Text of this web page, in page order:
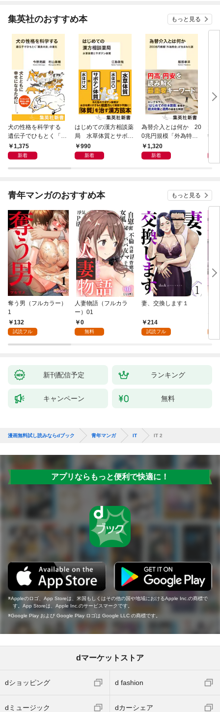
集英社のおすすめ本 もっと見る
犬の性格を科学する
遺伝子でひもとく「最
良の友」の進化
1,375
新着
はじめての漢方相談薬
局 水草体質とサボテ
ン体質
990
新着
為替介入とは何か 20
0兆円規模「外為特
会」が生まれた謎
1,320
新着
学
青年マンガのおすすめ本 もっと見る
奪う男（フルカラー）
1
132
試読フル
人妻物語（フルカラ
ー）01
0
無料
妻、交換します１
214
試読フル
な
新刊配信予定 ランキング
キャンペーン 無料
漫画無料試し読みならdブック 青年マンガ IT IT 2
アプリならもっと便利で快適に！
Appleのロゴ、App Storeは、米国もしくはその他の国や地域におけるApple Inc.の商標で
す。App Storeは、Apple Inc.のサービスマークです。
Google Play および Google Play ロゴは Google LLC の商標です。
dマーケットストア
dショッピング d fashion
dミュージック dカーシェア